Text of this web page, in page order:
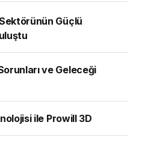
Güçlü
ve Geleceği
ile Prowill 3D